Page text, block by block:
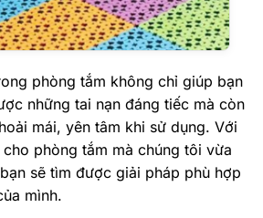
phòng tắm không chỉ giúp bạn
những tai nạn đáng tiếc mà còn
mái, yên tâm khi sử dụng. Với
phòng tắm mà chúng tôi vừa
sẽ tìm được giải pháp phù hợp
mình.